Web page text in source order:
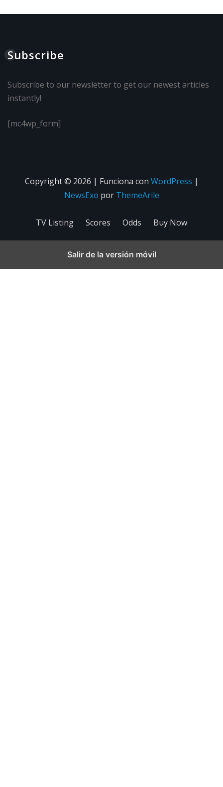
Subscribe
Subscribe to our newsletter to get our newest articles
instantly!
[mc4wp_form]
Copyright © 2026 | Funciona con WordPress |
NewsExo por ThemeArile
TV Listing Scores Odds Buy Now
Salir de la versión móvil